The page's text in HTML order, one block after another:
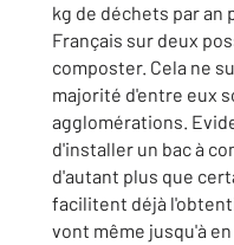
kg de déchets par an
Français sur deux
composter. Cela ne
majorité d'entre eux
agglomérations.
d'installer un bac à
d'autant plus que
facilitent déjà
vont même jusqu'à